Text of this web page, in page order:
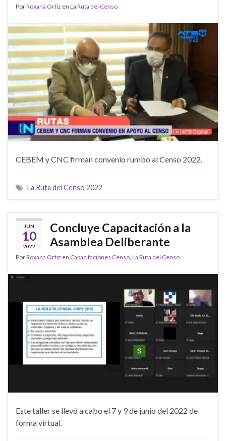
PorRoxana Ortiz en La Ruta del Censo
CEBEM y CNC firman convenio rumbo al Censo 2022.
La Ruta del Censo 2022
JUN
10
2022
Concluye Capacitación a la
Asamblea Deliberante
PorRoxana Ortiz en Capacitaciones Censo, La Ruta del Censo
Este taller se llevó a cabo el 7 y 9 de junio del 2022 de
forma virtual.